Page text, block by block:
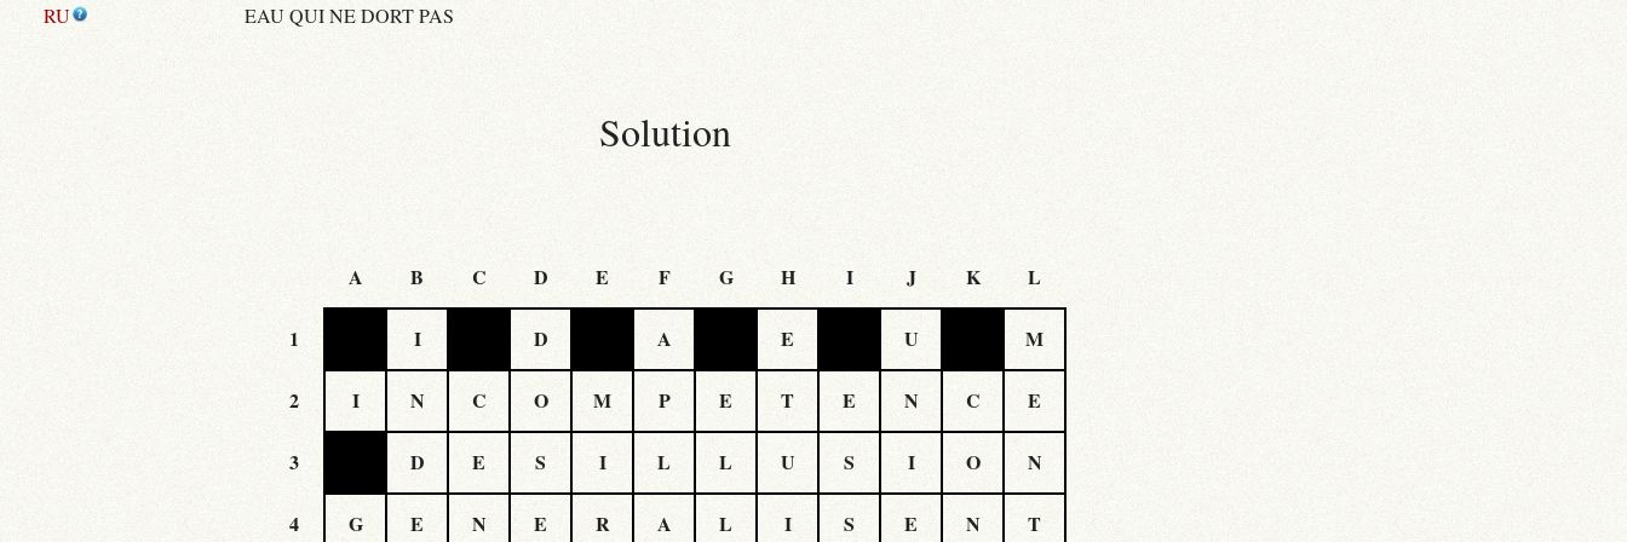
RU EAU QUI NE DORT PAS
Solution
A B C D E F G H I J K L
1 I D A E U M
2 I N C O M P E T E N C E
3 D E S I L L U S I O N
4 G E N E R A L I S E N T